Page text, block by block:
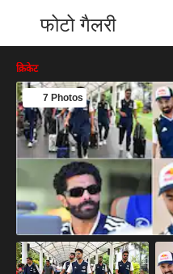
फोटो गैलरी
क्रिकेट
7 Photos